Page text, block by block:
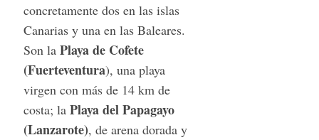
concretamente dos en las islas
Canarias y una en las Baleares.
Son laPlaya de Cofete
(Fuerteventura), una playa
virgen con más de 14 km de
costa; la Playa del Papagayo
(Lanzarote), de arena dorada y